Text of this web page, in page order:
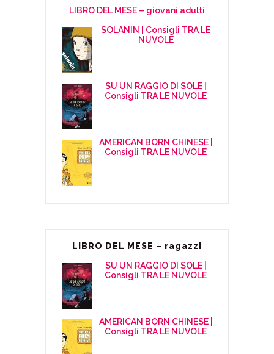
LIBRO DEL MESE – giovani adulti
SOLANIN | Consigli TRA LE
NUVOLE
SU UN RAGGIO DI SOLE |
Consigli TRA LE NUVOLE
AMERICAN BORN CHINESE |
Consigli TRA LE NUVOLE
LIBRO DEL MESE – ragazzi
SU UN RAGGIO DI SOLE |
Consigli TRA LE NUVOLE
AMERICAN BORN CHINESE |
Consigli TRA LE NUVOLE